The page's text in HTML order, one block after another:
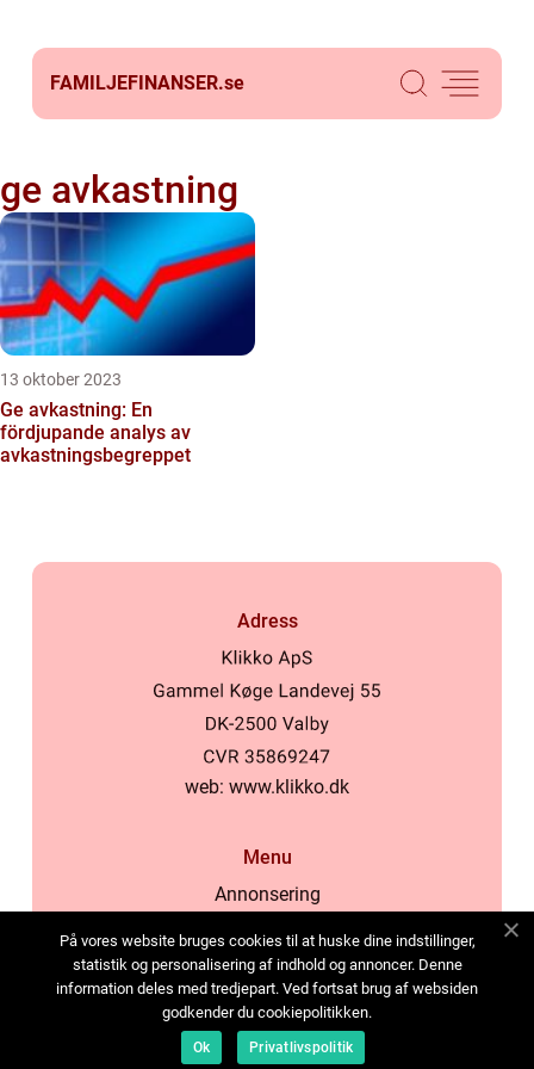
FAMILJEFINANSER.se
ge avkastning
13 oktober 2023
Ge avkastning: En
fördjupande analys av
avkastningsbegreppet
Adress
web: www.klikko.dk
Menu
Annonsering
Cookies
Kontakta oss
Sitemap
På vores website bruges cookies til at huske dine indstillinger,
statistik og personalisering af indhold og annoncer. Denne
information deles med tredjepart. Ved fortsat brug af websiden
godkender du cookiepolitikken.
Ok Privatlivspolitik